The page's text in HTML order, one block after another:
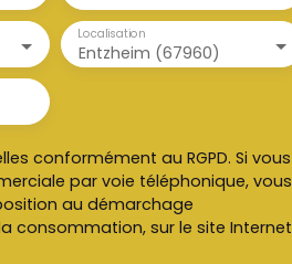
Entzheim (67960)
Localisation
conformément au RGPD. Si vous
par voie téléphonique, vous
au démarchage
consommation, sur le site Internet